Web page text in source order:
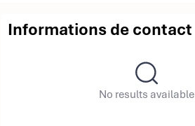
Informations de contact
No results available